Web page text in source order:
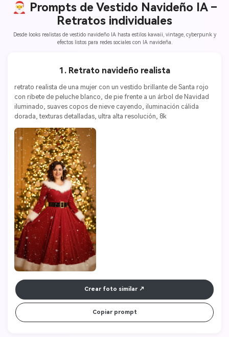
🎅 Prompts de Vestido Navideño IA –
Retratos individuales
Desde looks realistas de vestido navideño IA hasta estilos kawaii, vintage, cyberpunk y
efectos listos para redes sociales con IA navideña.
1. Retrato navideño realista
retrato realista de una mujer con un vestido brillante de Santa rojo
con ribete de peluche blanco, de pie frente a un árbol de Navidad
iluminado, suaves copos de nieve cayendo, iluminación cálida
dorada, texturas detalladas, ultra alta resolución, 8k
Crear foto similar
Copiar prompt